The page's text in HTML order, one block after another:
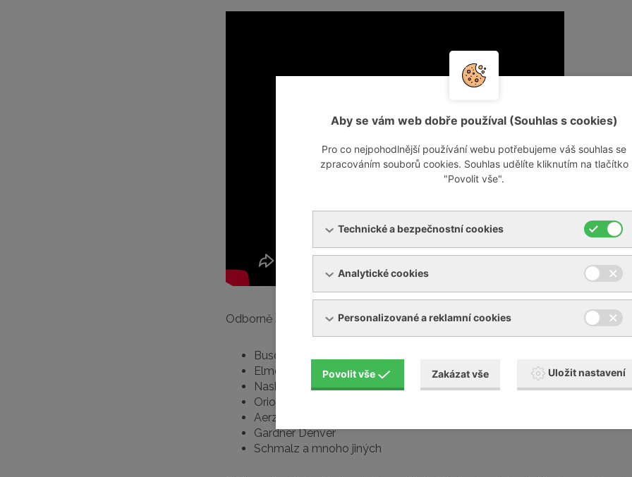
Odborně servisujeme i většinu zařízení jiných výrobců na trhu, mezi které patří
Busch
Elmo Rietschle
Nash Elmo
Orion
Aerzen
Gardner Denver
Schmalz a mnoho jiných
Aby se vám web dobře používal (Souhlas s cookies)
Pro co nejpohodlnější používání webu potřebujeme váš souhlas se
zpracováním souborů cookies. Souhlas udělíte kliknutím na tlačítko
"Povolit vše".
Technické a bezpečnostní cookies
Analytické cookies
Personalizované a reklamní cookies
Povolit vše Zakázat vše Uložit nastavení